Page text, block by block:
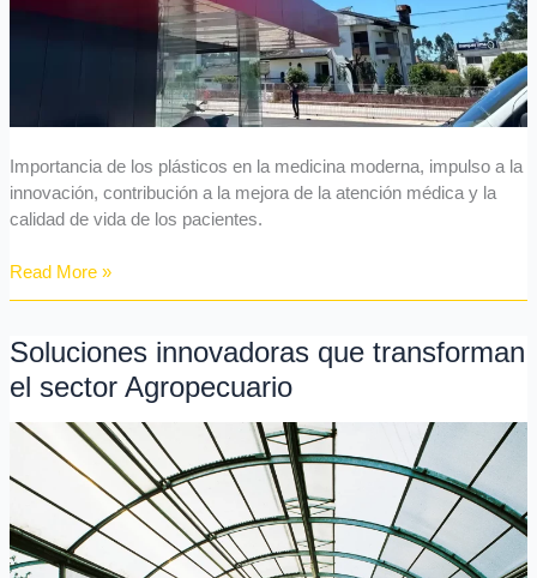
Importancia de los plásticos en la medicina moderna, impulso a la
innovación, contribución a la mejora de la atención médica y la
calidad de vida de los pacientes.
Read More »
Soluciones innovadoras que transforman
el sector Agropecuario
Soluciones
innovadoras
que
transforman
sector
Agropecuario